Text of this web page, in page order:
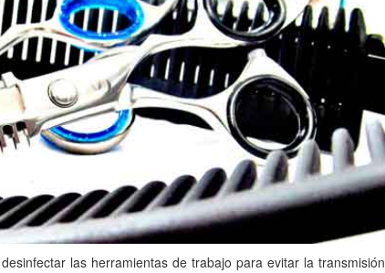
las herramientas de trabajo para evitar la transmisión